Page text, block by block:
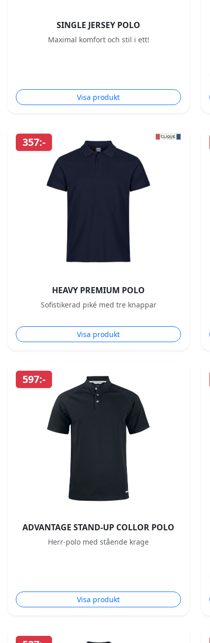
SINGLE JERSEY POLO
Maximal komfort och stil i ett!
Visa produkt
357:-
HEAVY PREMIUM POLO
Sofistikerad piké med tre knappar
Visa produkt
597:-
ADVANTAGE STAND-UP COLLOR POLO
Herr-polo med stående krage
Visa produkt